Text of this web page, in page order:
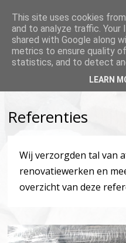
Referenties
Wij verzorgden tal van
renovatiewerken en
overzicht van deze
This site uses cookies
and to analyze traffic. Your
shared with Google along
metrics to ensure quality
statistics, and to detect
LEARN